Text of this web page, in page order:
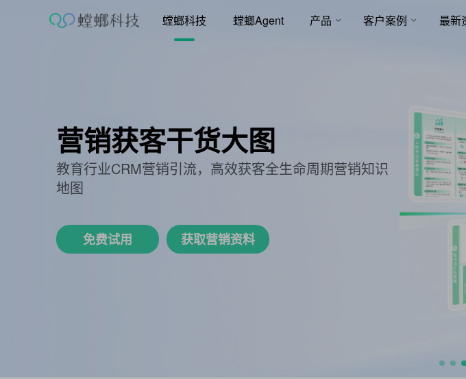
螳螂科技 螳螂Agent 产品 客户案例 最新
营销+Agent
让增长触手可及
免费试用 观看视频